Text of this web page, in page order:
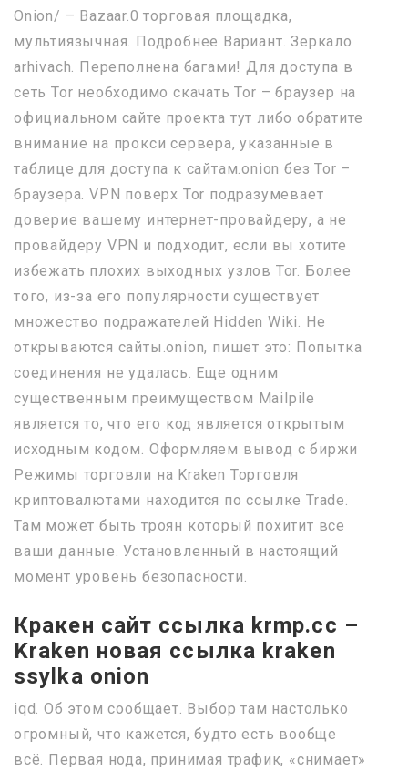
Onion/ – Bazaar.0 торговая площадка,
мультиязычная. Подробнее Вариант. Зеркало
arhivach. Переполнена багами! Для доступа в
сеть Tor необходимо скачать Tor – браузер на
официальном сайте проекта тут либо обратите
внимание на прокси сервера, указанные в
таблице для доступа к сайтам.onion без Tor –
браузера. VPN поверх Tor подразумевает
доверие вашему интернет-провайдеру, а не
провайдеру VPN и подходит, если вы хотите
избежать плохих выходных узлов Tor. Более
того, из-за его популярности существует
множество подражателей Hidden Wiki. Не
открываются сайты.onion, пишет это: Попытка
соединения не удалась. Еще одним
существенным преимуществом Mailpile
является то, что его код является открытым
исходным кодом. Оформляем вывод с биржи
Режимы торговли на Kraken Торговля
криптовалютами находится по ссылке Trade.
Там может быть троян который похитит все
ваши данные. Установленный в настоящий
момент уровень безопасности.
Кракен сайт ссылка krmp.cc –
Kraken новая ссылка kraken
ssylka onion
iqd. Об этом сообщает. Выбор там настолько
огромный, что кажется, будто есть вообще
всё. Первая нода, принимая трафик, «снимает»